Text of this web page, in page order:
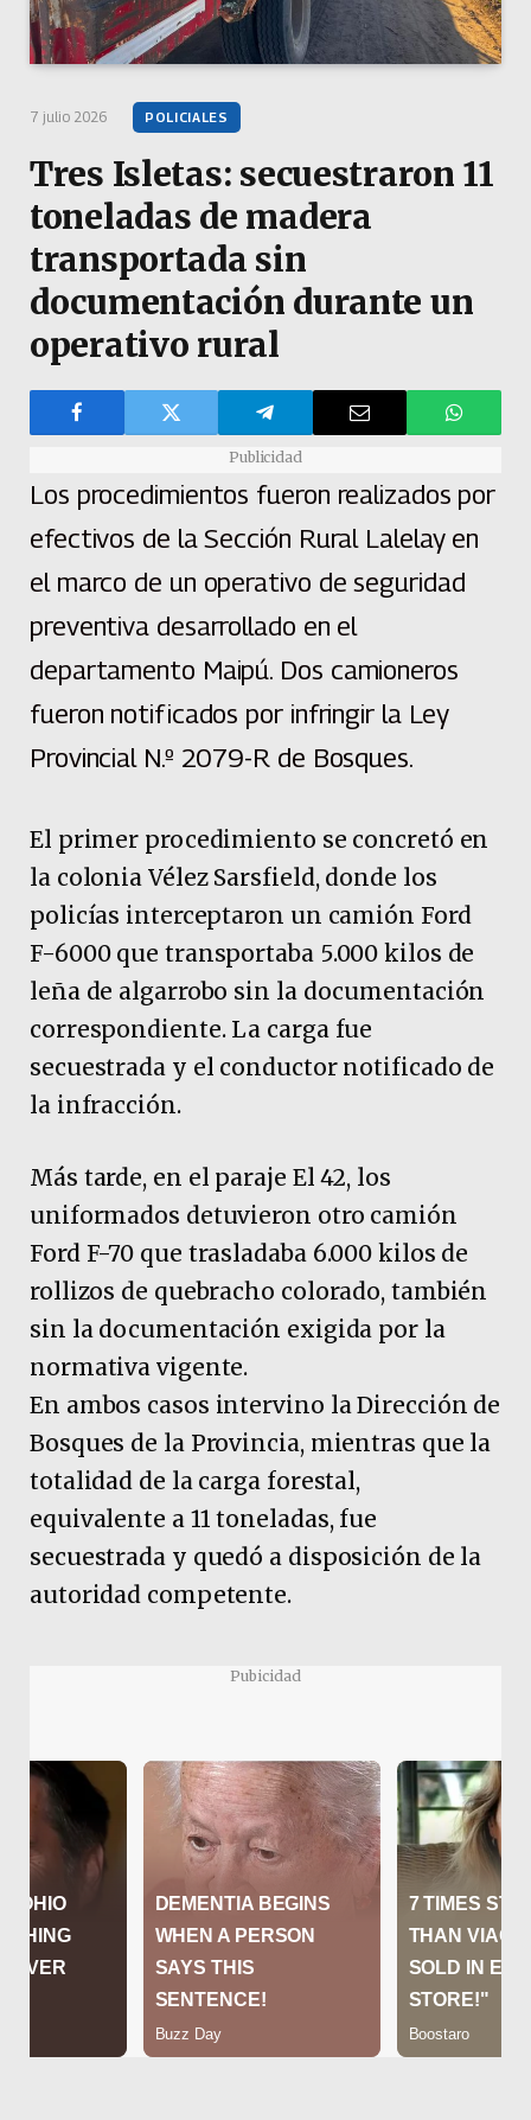
7 julio 2026 POLICIALES
Tres Isletas: secuestraron 11
toneladas de madera
transportada sin
documentación durante un
operativo rural
Publicidad
Los procedimientos fueron realizados por
efectivos de la Sección Rural Lalelay en
el marco de un operativo de seguridad
preventiva desarrollado en el
departamento Maipú. Dos camioneros
fueron notificados por infringir la Ley
Provincial N.º 2079-R de Bosques.
El primer procedimiento se concretó en
la colonia Vélez Sarsfield, donde los
policías interceptaron un camión Ford
F-6000 que transportaba 5.000 kilos de
leña de algarrobo sin la documentación
correspondiente. La carga fue
secuestrada y el conductor notificado de
la infracción.
Más tarde, en el paraje El 42, los
uniformados detuvieron otro camión
Ford F-70 que trasladaba 6.000 kilos de
rollizos de quebracho colorado, también
sin la documentación exigida por la
normativa vigente.
En ambos casos intervino la Dirección de
Bosques de la Provincia, mientras que la
totalidad de la carga forestal,
equivalente a 11 toneladas, fue
secuestrada y quedó a disposición de la
autoridad competente.
Pubicidad